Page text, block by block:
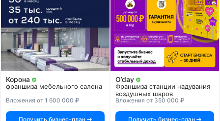
Корона
франшиза мебельного салона
Вложения от 1 600 000 ₽
Получить бизнес-план
O’day
Франшиза станции надувания
воздушных шаров
Вложения от 350 000 ₽
Получить бизнес-план